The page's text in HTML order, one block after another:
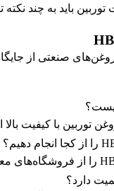
باید به چند نکته
دارد؟